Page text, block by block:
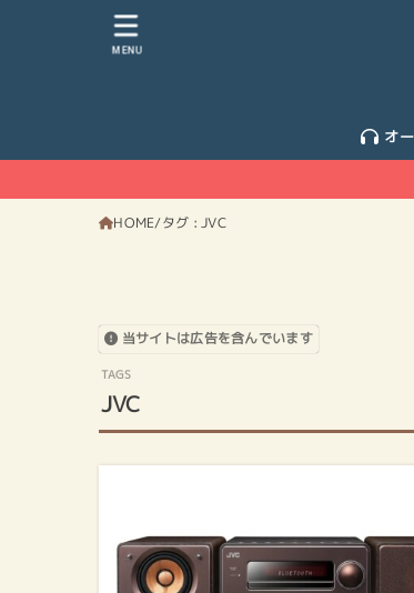
オ
MENU
HOME タグ : JVC
当サイトは広告を含んでいます
JVC